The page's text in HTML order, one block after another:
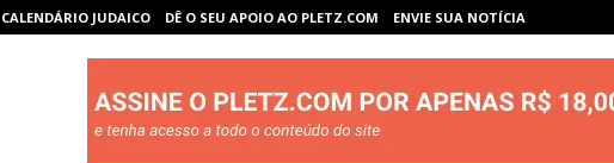
CALENDÁRIO JUDAICO DÊ O SEU APOIO AO PLETZ.COM ENVIE SUA NOTÍCIA